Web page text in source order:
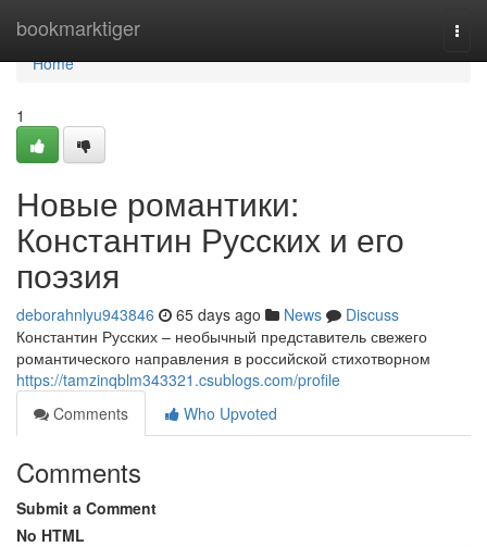
bookmarktiger
Home
Home
1
Новые романтики:
Константин Русских и его
поэзия
deborahnlyu943846 65 days ago News
Discuss
Константин Русских – необычный представитель свежего
романтического направления в российской стихотворном
https://tamzinqblm343321.csublogs.com/profile
Comments
Who Upvoted
Comments
Submit a Comment
No HTML